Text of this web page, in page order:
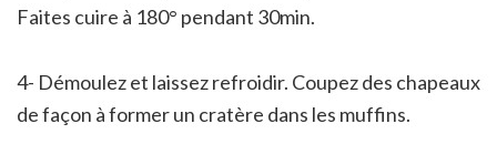
Faites cuire à 180° pendant 30min.
4- Démoulez et laissez refroidir. Coupez des chapeaux
de façon à former un cratère dans les muffins.